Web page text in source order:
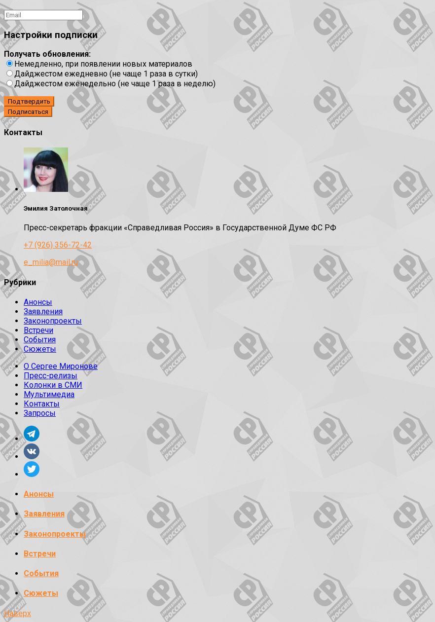
Настройки подписки
Получать обновления:
Немедленно, при появлении новых материалов
Дайджестом ежедневно (не чаще 1 раза в сутки)
Дайджестом еженедельно (не чаще 1 раза в неделю)
Подтвердить
Контакты
Эмилия Затолочная
Пресс-секретарь фракции «Справедливая Россия» в Государственной Думе ФС РФ
+7 (926) 356-72-42
e_milia@mail.ru
Рубрики
Анонсы
Заявления
Законопроекты
Встречи
События
Сюжеты
О Сергее Миронове
Пресс-релизы
Колонки в СМИ
Мультимедиа
Контакты
Запросы
Анонсы
Заявления
Законопроекты
Встречи
События
Сюжеты
Наверх